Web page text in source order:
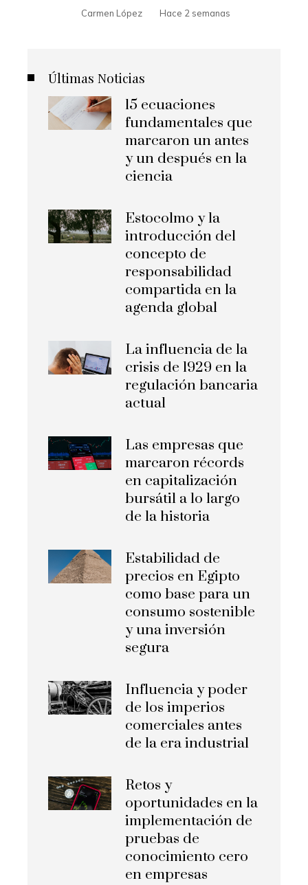
Carmen López Hace 2 semanas
Últimas Noticias
15 ecuaciones
fundamentales que
marcaron un antes
y un después en la
ciencia
Estocolmo y la
introducción del
concepto de
responsabilidad
compartida en la
agenda global
La influencia de la
crisis de 1929 en la
regulación bancaria
actual
Las empresas que
marcaron récords
en capitalización
bursátil a lo largo
de la historia
Estabilidad de
precios en Egipto
como base para un
consumo sostenible
y una inversión
segura
Influencia y poder
de los imperios
comerciales antes
de la era industrial
Retos y
oportunidades en la
implementación de
pruebas de
conocimiento cero
en empresas